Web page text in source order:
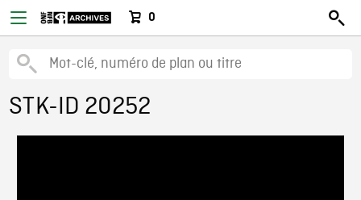
0
STK-ID 20252